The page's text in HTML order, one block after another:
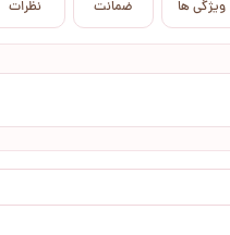
ویژگی ها ضمانت نظرات